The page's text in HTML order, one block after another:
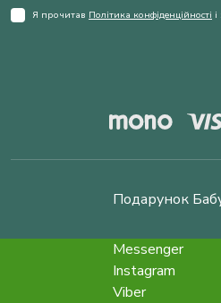
Я прочитав Політика конфіденційності
Подарунок
Messenger
Instagram
Viber